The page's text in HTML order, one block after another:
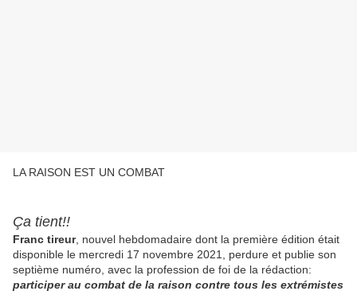
LA RAISON EST UN COMBAT
Ça tient!!
Franc tireur, nouvel hebdomadaire dont la première édition était
disponible le mercredi 17 novembre 2021, perdure et publie son
septième numéro, avec la profession de foi de la rédaction:
participer au combat de la raison contre tous les extrémistes